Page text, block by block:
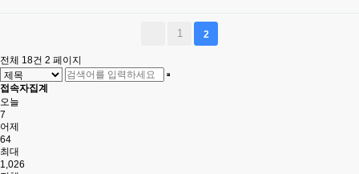
1 2
전체 18건 2 페이지
접속자집계
오늘
7
어제
64
최대
1,026